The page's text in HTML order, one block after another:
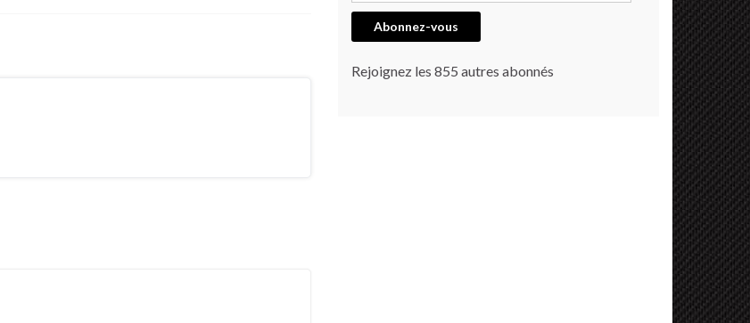
Abonnez-vous
Rejoignez les 855 autres abonnés